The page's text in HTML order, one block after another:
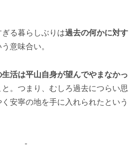
る暮らしぶりは過去の何かに対す
意味合い。
生活は平山自身が望んでやまなかっ
。つまり、むしろ過去につらい思
安寧の地を手に入れられたという
-